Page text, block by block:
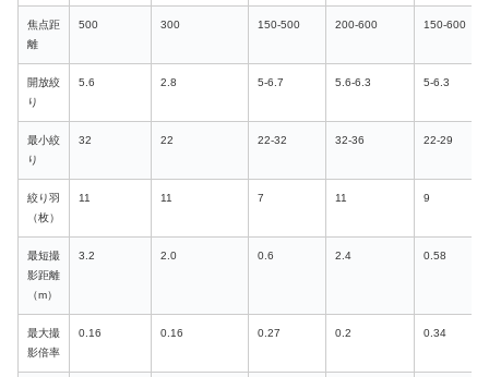
焦点距
離
500 300 150-500 200-600 150-600
開放絞
り
5.6 2.8 5-6.7 5.6-6.3 5-6.3
最小絞
り
32 22 22-32 32-36 22-29
絞り羽
（枚）
11 11 7 11 9
最短撮
影距離
（m）
3.2 2.0 0.6 2.4 0.58
最大撮
影倍率
0.16 0.16 0.27 0.2 0.34